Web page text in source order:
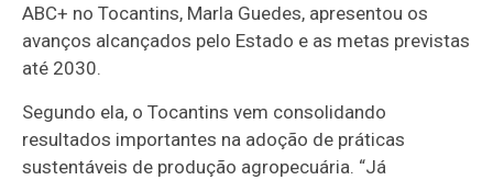
ABC+ no Tocantins, Marla Guedes, apresentou os
avanços alcançados pelo Estado e as metas previstas
até 2030.
Segundo ela, o Tocantins vem consolidando
resultados importantes na adoção de práticas
sustentáveis de produção agropecuária. “Já